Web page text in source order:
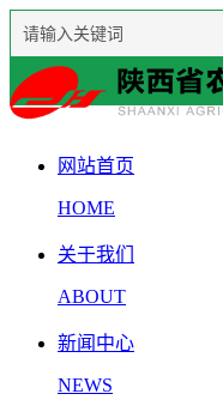
网站首页
HOME
关于我们
ABOUT
新闻中心
NEWS